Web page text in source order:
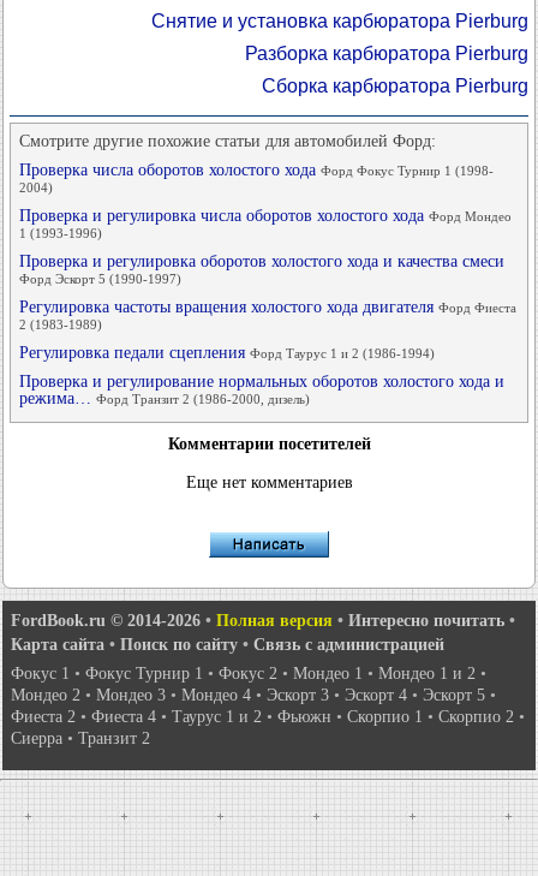
Снятие и установка карбюратора Pierburg
Разборка карбюратора Pierburg
Сборка карбюратора Pierburg
Смотрите другие похожие статьи для автомобилей Форд:
Проверка числа оборотов холостого хода Форд Фокус Турнир 1 (1998-
2004)
Проверка и регулировка числа оборотов холостого хода Форд Мондео
1 (1993-1996)
Проверка и регулировка оборотов холостого хода и качества смеси
Форд Эскорт 5 (1990-1997)
Регулировка частоты вращения холостого хода двигателя Форд Фиеста
2 (1983-1989)
Регулировка педали сцепления Форд Таурус 1 и 2 (1986-1994)
Проверка и регулирование нормальных оборотов холостого хода и
режима… Форд Транзит 2 (1986-2000, дизель)
Комментарии посетителей
Еще нет комментариев
FordBook.ru © 2014-2026 • Полная версия • Интересно почитать •
Карта сайта • Поиск по сайту • Связь с администрацией
Фокус 1 • Фокус Турнир 1 • Фокус 2 • Мондео 1 • Мондео 1 и 2 •
Мондео 2 • Мондео 3 • Мондео 4 • Эскорт 3 • Эскорт 4 • Эскорт 5 •
Фиеста 2 • Фиеста 4 • Таурус 1 и 2 • Фьюжн • Скорпио 1 • Скорпио 2 •
Сиерра • Транзит 2